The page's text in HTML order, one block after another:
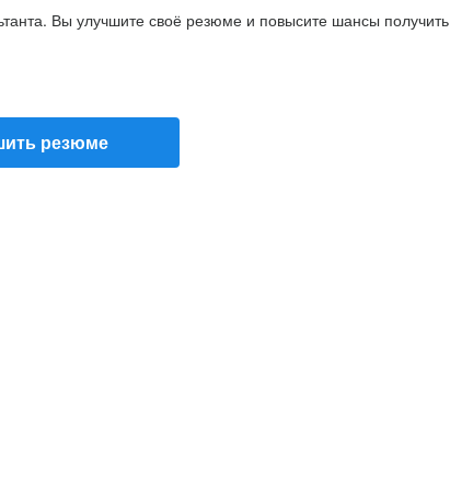
Вы улучшите своё резюме и повысите шансы получить
резюме